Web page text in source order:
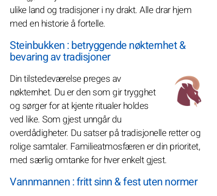
ulike land og tradisjoner i ny drakt. Alle drar hjem
med en historie å fortelle.
Steinbukken : betryggende nøkternhet &
bevaring av tradisjoner
Din tilstedeværelse preges av
nøkternhet. Du er den som gir trygghet
og sørger for at kjente ritualer holdes
ved like. Som gjest unngår du
overdådigheter. Du satser på tradisjonelle retter og
rolige samtaler. Familieatmosfæren er din prioritet,
med særlig omtanke for hver enkelt gjest.
Vannmannen : fritt sinn & fest uten normer